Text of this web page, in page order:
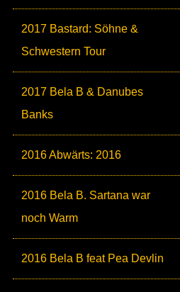
2017 Bastard: Söhne &
Schwestern Tour
2017 Bela B & Danubes
Banks
2016 Abwärts: 2016
2016 Bela B. Sartana war
noch Warm
2016 Bela B feat Pea Devlin